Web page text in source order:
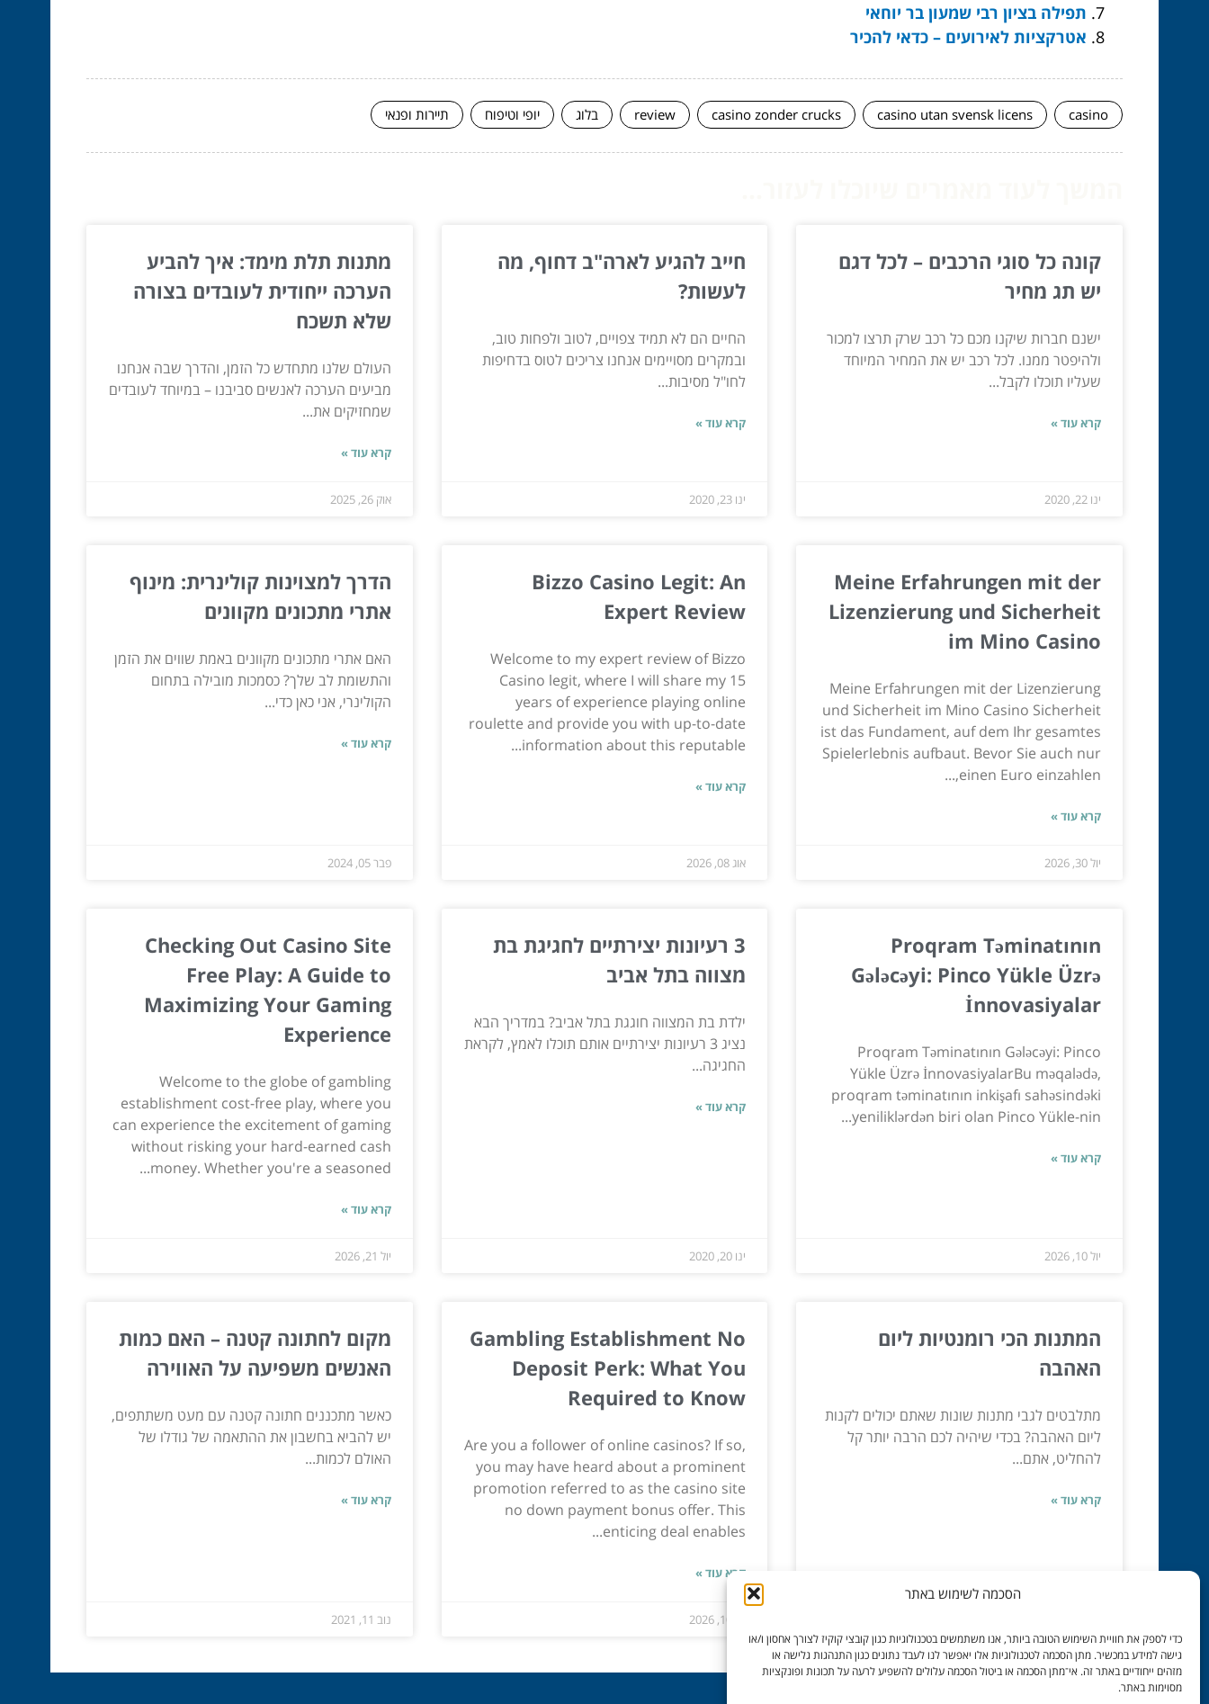
הסכמה לשימוש באתר
כדי לספק את חוויית השימוש הטובה ביותר, אנו משתמשים בטכנולוגיות כגון קובצי קוקיז לצורך אחסון ו/או
גישה למידע במכשיר. מתן הסכמה לטכנולוגיות אלו יאפשר לנו לעבד נתונים כגון התנהגות גלישה או
מזהים ייחודיים באתר זה. אי־מתן הסכמה או ביטול הסכמה עלולים להשפיע לרעה על תכונות ופונקציות
מסוימות באתר.
תפילה בציון רבי שמעון בר יוחאי
אטרקציות לאירועים – כדאי להכיר
casino
casino utan svensk licens
casino zonder crucks
review בלוג יופי וטיפוח תיירות ופנאי
קונה כל סוגי הרכבים – לכל דגם
יש תג מחיר
ישנם חברות שיקנו מכם כל רכב שרק תרצו למכור
ולהיפטר ממנו. לכל רכב יש את המחיר המיוחד
שעליו תוכלו לקבל...
קרא עוד »
ינו 22, 2020
חייב להגיע לארה"ב דחוף, מה
לעשות?
החיים הם לא תמיד צפויים, לטוב ולפחות טוב,
ובמקרים מסויימים אנחנו צריכים לטוס בדחיפות
לחו"ל מסיבות...
קרא עוד »
ינו 23, 2020
מתנות תלת מימד: איך להביע
הערכה ייחודית לעובדים בצורה
שלא תשכח
העולם שלנו מתחדש כל הזמן, והדרך שבה אנחנו
מביעים הערכה לאנשים סביבנו – במיוחד לעובדים
שמחזיקים את...
קרא עוד »
אוק 26, 2025
Meine Erfahrungen mit der
Lizenzierung und Sicherheit
im Mino Casino
Meine Erfahrungen mit der Lizenzierung
und Sicherheit im Mino Casino Sicherheit
ist das Fundament, auf dem Ihr gesamtes
Spielerlebnis aufbaut. Bevor Sie auch nur
einen Euro einzahlen,...
קרא עוד »
יול 30, 2026
Bizzo Casino Legit: An
Expert Review
Welcome to my expert review of Bizzo
Casino legit, where I will share my 15
years of experience playing online
roulette and provide you with up-to-date
information about this reputable...
קרא עוד »
אוג 08, 2026
הדרך למצוינות קולינרית: מינוף
אתרי מתכונים מקוונים
האם אתרי מתכונים מקוונים באמת שווים את הזמן
והתשומת לב שלך? כסמכות מובילה בתחום
הקולינרי, אני כאן כדי...
קרא עוד »
פבר 05, 2024
Proqram Təminatının
Gələcəyi: Pinco Yükle Üzrə
İnnovasiyalar
Proqram Təminatının Gələcəyi: Pinco
Yükle Üzrə İnnovasiyalarBu məqalədə,
proqram təminatının inkişafı sahəsindəki
yeniliklərdən biri olan Pinco Yükle-nin...
קרא עוד »
יול 10, 2026
3 רעיונות יצירתיים לחגיגת בת
מצווה בתל אביב
ילדת בת המצווה חוגגת בתל אביב? במדריך הבא
נציג 3 רעיונות יצירתיים אותם תוכלו לאמץ, לקראת
החגיגה...
קרא עוד »
ינו 20, 2020
Checking Out Casino Site
Free Play: A Guide to
Maximizing Your Gaming
Experience
Welcome to the globe of gambling
establishment cost-free play, where you
can experience the excitement of gaming
without risking your hard-earned cash
money. Whether you're a seasoned...
קרא עוד »
יול 21, 2026
המתנות הכי רומנטיות ליום
האהבה
מתלבטים לגבי מתנות שונות שאתם יכולים לקנות
ליום האהבה? בכדי שיהיה לכם הרבה יותר קל
להחליט, אתם...
קרא עוד »
Gambling Establishment No
Deposit Perk: What You
Required to Know
Are you a follower of online casinos? If so,
you may have heard about a prominent
promotion referred to as the casino site
no down payment bonus offer. This
enticing deal enables...
קרא עוד »
מקום לחתונה קטנה – האם כמות
האנשים משפיעה על האווירה
כאשר מתכננים חתונה קטנה עם מעט משתתפים,
יש להביא בחשבון את ההתאמה של גודלו של
האולם לכמות...
קרא עוד »
נוב 11, 2021